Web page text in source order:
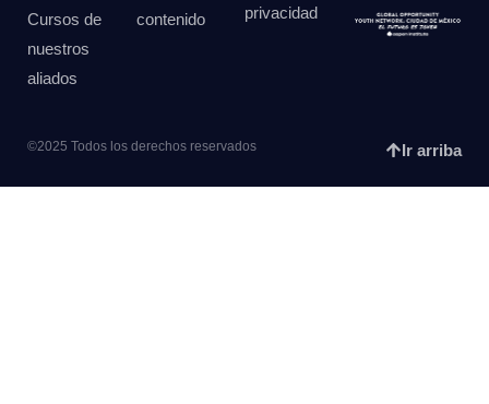
Cursos de
nuestros
aliados
contenido
privacidad
©2025 Todos los derechos reservados Ir arriba